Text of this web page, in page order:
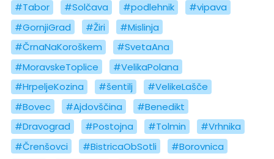
#Tabor
#Solčava #podlehnik
#vipava
#GornjiGrad
#Žiri
#Mislinja
#ČrnaNaKoroškem
#SvetaAna
#MoravskeToplice
#VelikaPolana
#HrpeljeKozina
#šentilj
#VelikeLašče
#Bovec
#Ajdovščina
#Benedikt
#Dravograd
#Postojna #Tolmin
#Vrhnika
#Črenšovci
#BistricaObSotli
#Borovnica